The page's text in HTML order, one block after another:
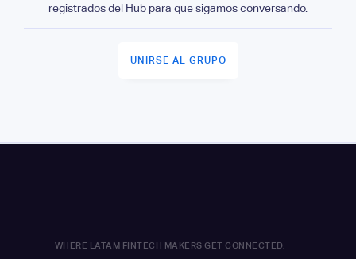
registrados del Hub para que sigamos conversando.
UNIRSE AL GRUPO
WHERE LATAM FINTECH MAKERS GET CONNECTED.